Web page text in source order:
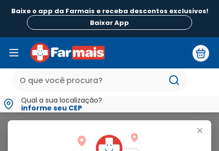
Baixe o app da Farmais e receba descontos exclusivos!
Baixar App
Qual a sua localização?
informe seu CEP
+